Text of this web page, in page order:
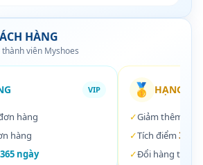
HÀNG
viên Myshoes
VIP
hàng
hàng
365 ngày
🥇 HẠNG
✓Giảm thêm
✓Tích điểm 3%
✓Đổi hàng trong